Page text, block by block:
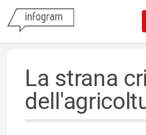
Skip to
La strana